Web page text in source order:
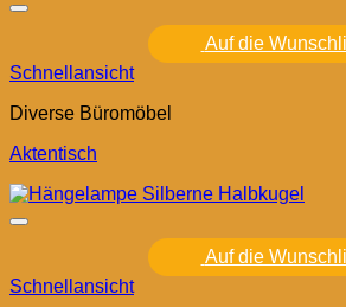
Auf die
Schnellansicht
Diverse Büromöbel
Aktentisch
Auf die
Schnellansicht